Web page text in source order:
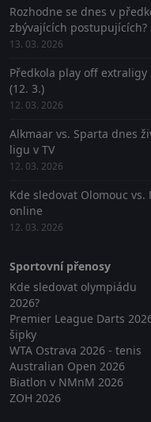
Rozhodne se dnes v
zbývajících postupujících?
13. 03. 2026
Předkola play off
(12. 3.)
12. 03. 2026
Alkmaar vs. Sparta dnes
ligu v TV
12. 03. 2026
Kde sledovat Olomouc
online
12. 03. 2026
Sportovní přenosy
Kde sledovat olympiádu
2026?
Premier League Darts
šipky
WTA Ostrava 2026 - tenis
Australian Open 2026
Biatlon v NMnM 2026
ZOH 2026